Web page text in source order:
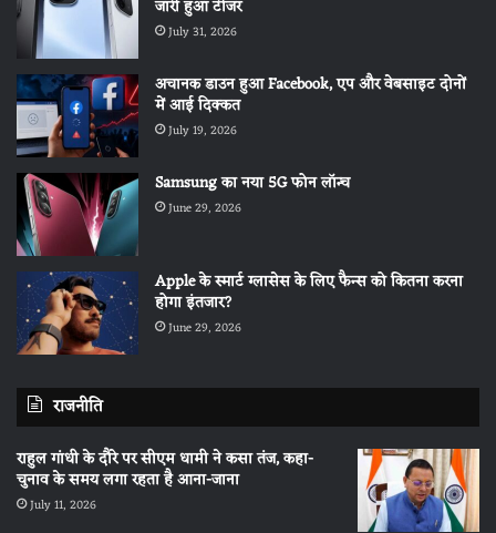
जारी हुआ टीजर
July 31, 2026
अचानक डाउन हुआ Facebook, एप और वेबसाइट दोनों
में आई दिक्कत
July 19, 2026
Samsung का नया 5G फोन लॉन्च
June 29, 2026
Apple के स्मार्ट ग्लासेस के लिए फैन्स को कितना करना
होगा इंतजार?
June 29, 2026
राजनीति
राहुल गांधी के दौरे पर सीएम धामी ने कसा तंज, कहा-
चुनाव के समय लगा रहता है आना-जाना
July 11, 2026